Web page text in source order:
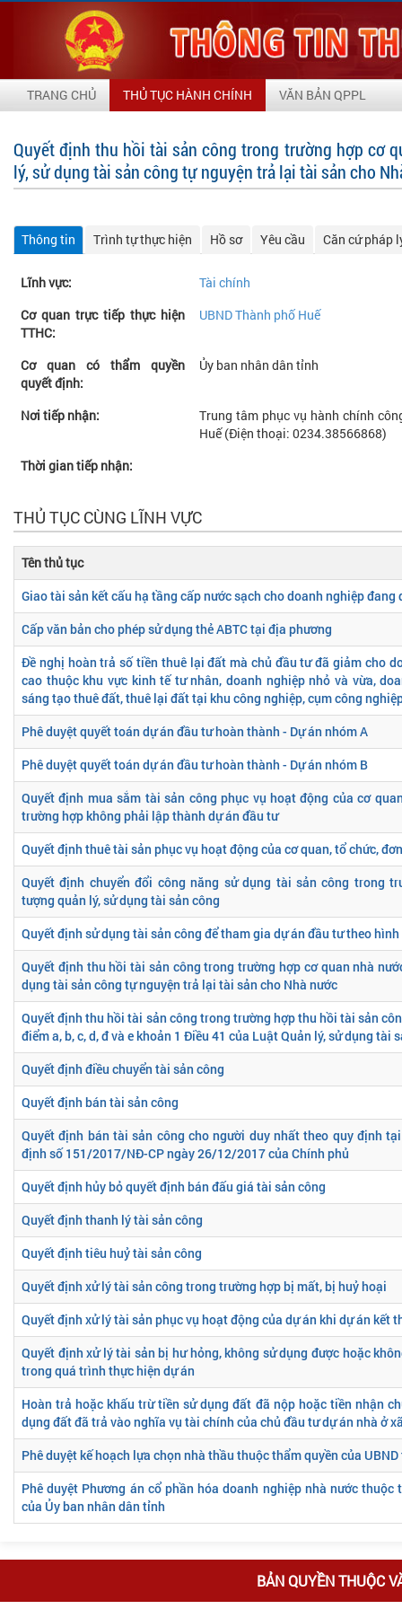
TRANG CHỦ THỦ TỤC HÀNH CHÍNH VĂN BẢN QPPL
Quyết định thu hồi tài sản công trong trường hợp cơ
lý, sử dụng tài sản công tự nguyện trả lại tài sản cho
Thông tin Trình tự thực hiện Hồ sơ Yêu cầu Căn cứ pháp
Lĩnh vực:
Tài chính
Cơ quan trực tiếp thực hiện
TTHC:
UBND Thành phố Huế
Cơ quan có thẩm quyền
quyết định:
Ủy ban nhân dân tỉnh
Nơi tiếp nhận:
Trung tâm phục vụ hành chính
Huế (Điện thoại: 0234.38566868)
Thời gian tiếp nhận:
THỦ TỤC CÙNG LĨNH VỰC
Tên thủ tục
Giao tài sản kết cấu hạ tầng cấp nước sạch cho doanh nghiệp đang
Cấp văn bản cho phép sử dụng thẻ ABTC tại địa phương
Đề nghị hoàn trả số tiền thuê lại đất mà chủ đầu tư đã giảm cho
cao thuộc khu vực kinh tế tư nhân, doanh nghiệp nhỏ và vừa,
sáng tạo thuê đất, thuê lại đất tại khu công nghiệp, cụm công
Phê duyệt quyết toán dự án đầu tư hoàn thành - Dự án nhóm A
Phê duyệt quyết toán dự án đầu tư hoàn thành - Dự án nhóm B
Quyết định mua sắm tài sản công phục vụ hoạt động của cơ
trường hợp không phải lập thành dự án đầu tư
Quyết định thuê tài sản phục vụ hoạt động của cơ quan, tổ chức,
Quyết định chuyển đổi công năng sử dụng tài sản công trong
tượng quản lý, sử dụng tài sản công
Quyết định sử dụng tài sản công để tham gia dự án đầu tư theo
Quyết định thu hồi tài sản công trong trường hợp cơ quan nhà
dụng tài sản công tự nguyện trả lại tài sản cho Nhà nước
Quyết định thu hồi tài sản công trong trường hợp thu hồi tài sản
điểm a, b, c, d, đ và e khoản 1 Điều 41 của Luật Quản lý, sử dụng tài
Quyết định điều chuyển tài sản công
Quyết định bán tài sản công
Quyết định bán tài sản công cho người duy nhất theo quy định
định số 151/2017/NĐ-CP ngày 26/12/2017 của Chính phủ
Quyết định hủy bỏ quyết định bán đấu giá tài sản công
Quyết định thanh lý tài sản công
Quyết định tiêu huỷ tài sản công
Quyết định xử lý tài sản công trong trường hợp bị mất, bị huỷ hoại
Quyết định xử lý tài sản phục vụ hoạt động của dự án khi dự án kết
Quyết định xử lý tài sản bị hư hỏng, không sử dụng được hoặc
trong quá trình thực hiện dự án
Hoàn trả hoặc khấu trừ tiền sử dụng đất đã nộp hoặc tiền nhận
dụng đất đã trả vào nghĩa vụ tài chính của chủ đầu tư dự án nhà ở
Phê duyệt kế hoạch lựa chọn nhà thầu thuộc thẩm quyền của
Phê duyệt Phương án cổ phần hóa doanh nghiệp nhà nước thuộc
của Ủy ban nhân dân tỉnh
BẢN QUYỀN THUỘC